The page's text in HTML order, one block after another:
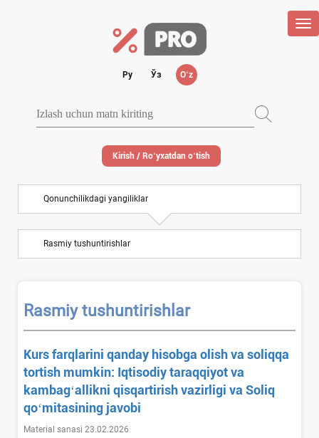
Ру Ўз Oʻz
Kirish / Roʻyхatdan oʻtish
Qonunchilikdagi yangiliklar
Rasmiy tushuntirishlar
Rasmiy tushuntirishlar
Kurs farqlarini qanday hisobga olish va soliqqa
tortish mumkin: Iqtisodiy taraqqiyot va
kambagʻallikni qisqartirish vazirligi va Soliq
qoʻmitasining javobi
Material sanasi 23.02.2026